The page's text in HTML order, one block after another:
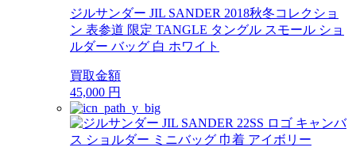
ジルサンダー JIL SANDER 2018秋冬コレクショ
ン 表参道 限定 TANGLE タングル スモール ショ
ルダー バッグ 白 ホワイト
買取金額
45,000 円